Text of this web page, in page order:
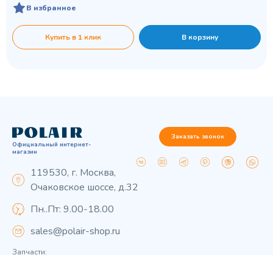
В избранное
Купить в 1 клик В корзину
Официальный интернет-
магазин
119530, г. Москва,
Очаковское шоссе, д.32
Пн..Пт: 9.00-18.00
sales@polair-shop.ru
Запчасти:
Заказать звонок